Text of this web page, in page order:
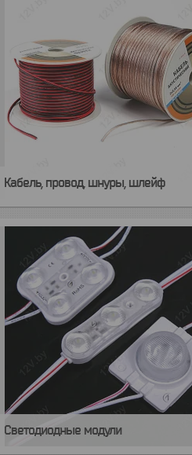
Кабель, провод, шнуры, шлейф
Светодиодные модули